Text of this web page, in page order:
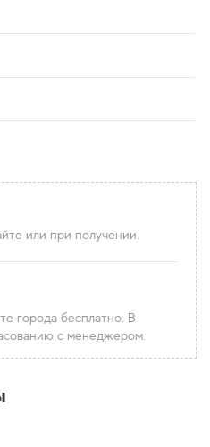
или при получении.
города бесплатно. В
с менеджером.